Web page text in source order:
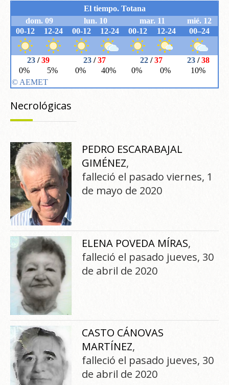
Necrológicas
PEDRO ESCARABAJAL
GIMÉNEZ,
falleció el pasado viernes, 1
de mayo de 2020
ELENA POVEDA MÍRAS,
falleció el pasado jueves, 30
de abril de 2020
CASTO CÁNOVAS
MARTÍNEZ,
falleció el pasado jueves, 30
de abril de 2020